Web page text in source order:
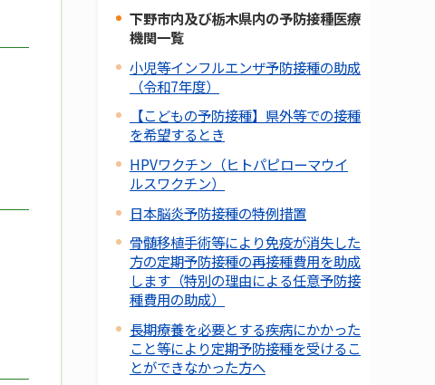
下野市内及び栃木県内の予防接種医療
機関一覧
小児等インフルエンザ予防接種の助成
（令和7年度）
【こどもの予防接種】県外等での接種
を希望するとき
HPVワクチン（ヒトパピローマウイ
ルスワクチン）
日本脳炎予防接種の特例措置
骨髄移植手術等により免疫が消失した
方の定期予防接種の再接種費用を助成
します（特別の理由による任意予防接
種費用の助成）
長期療養を必要とする疾病にかかった
こと等により定期予防接種を受けるこ
とができなかった方へ